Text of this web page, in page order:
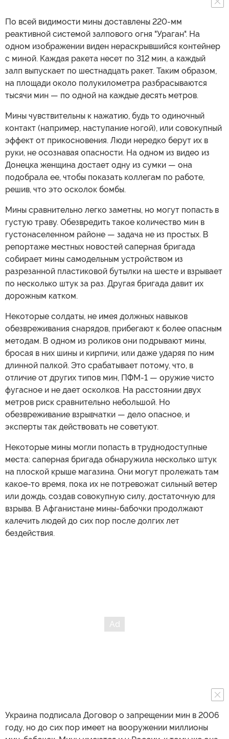
По всей видимости мины доставлены 220-мм
реактивной системой залпового огня "Ураган". На
одном изображении виден нераскрывшийся контейнер
с миной. Каждая ракета несет по 312 мин, а каждый
залп выпускает по шестнадцать ракет. Таким образом,
на площади около полукилометра разбрасываются
тысячи мин — по одной на каждые десять метров.
Мины чувствительны к нажатию, будь то одиночный
контакт (например, наступание ногой), или совокупный
эффект от прикосновения. Люди нередко берут их в
руки, не осознавая опасности. На одном из видео из
Донецка женщина достает одну из сумки — она
подобрала ее, чтобы показать коллегам по работе,
решив, что это осколок бомбы.
Мины сравнительно легко заметны, но могут попасть в
густую траву. Обезвредить такое количество мин в
густонаселенном районе — задача не из простых. В
репортаже местных новостей саперная бригада
собирает мины самодельным устройством из
разрезанной пластиковой бутылки на шесте и взрывает
по несколько штук за раз. Другая бригада давит их
дорожным катком.
Некоторые солдаты, не имея должных навыков
обезвреживания снарядов, прибегают к более опасным
методам. В одном из роликов они подрывают мины,
бросая в них шины и кирпичи, или даже ударяя по ним
длинной палкой. Это срабатывает потому, что, в
отличие от других типов мин, ПФМ-1 — оружие чисто
фугасное и не дает осколков. На расстоянии двух
метров риск сравнительно небольшой. Но
обезвреживание взрывчатки — дело опасное, и
эксперты так действовать не советуют.
Некоторые мины могли попасть в труднодоступные
места: саперная бригада обнаружила несколько штук
на плоской крыше магазина. Они могут пролежать там
какое-то время, пока их не потревожат сильный ветер
или дождь, создав совокупную силу, достаточную для
взрыва. В Афганистане мины-бабочки продолжают
калечить людей до сих пор после долгих лет
бездействия.
Украина подписала Договор о запрещении мин в 2006
году, но до сих пор имеет на вооружении миллионы